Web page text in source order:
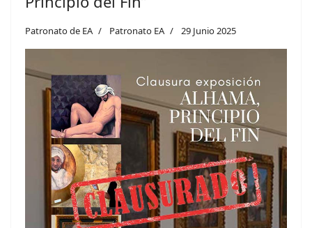
Patronato de EA Patronato EA 29 Junio 2025